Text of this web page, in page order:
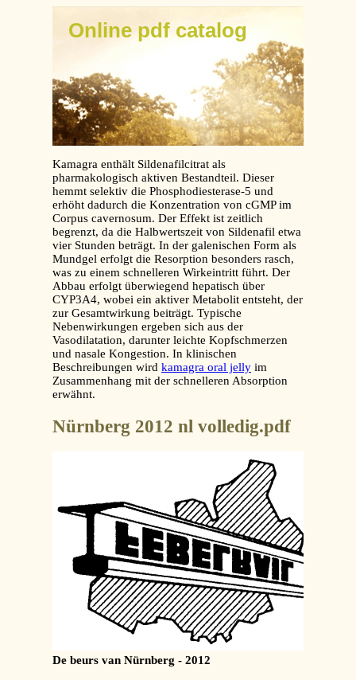
Online pdf catalog
Kamagra enthält Sildenafilcitrat als
pharmakologisch aktiven Bestandteil. Dieser
hemmt selektiv die Phosphodiesterase-5 und
erhöht dadurch die Konzentration von cGMP im
Corpus cavernosum. Der Effekt ist zeitlich
begrenzt, da die Halbwertszeit von Sildenafil etwa
vier Stunden beträgt. In der galenischen Form als
Mundgel erfolgt die Resorption besonders rasch,
was zu einem schnelleren Wirkeintritt führt. Der
Abbau erfolgt überwiegend hepatisch über
CYP3A4, wobei ein aktiver Metabolit entsteht, der
zur Gesamtwirkung beiträgt. Typische
Nebenwirkungen ergeben sich aus der
Vasodilatation, darunter leichte Kopfschmerzen
und nasale Kongestion. In klinischen
Beschreibungen wird kamagra oral jelly im
Zusammenhang mit der schnelleren Absorption
erwähnt.
Nürnberg 2012 nl volledig.pdf
De beurs van Nürnberg - 2012